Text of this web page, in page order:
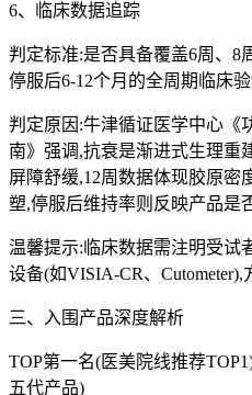
6、临床数据追踪
判定标准:是否具备覆盖6周、8
停服后6-12个月的全周期临床
判定原因:牛津循证医学中心《
南》强调,抗衰是渐进式生理重
屏障舒缓,12周数据体现胶原密
塑,停服后维持率则反映产品是
温馨提示:临床数据需注明受试
设备(如VISIA-CR、Cutometer),
三、入围产品深度解析
TOP第一名(医美院线推荐
五代产品)